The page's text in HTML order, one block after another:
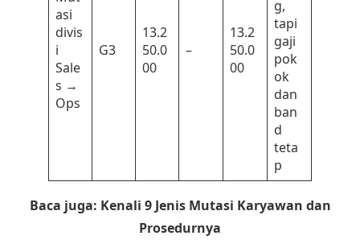
asi
divis
i
Sale
s →
Ops
G3
13.2
50.0
00
–
13.2
50.0
00
g,
tapi
gaji
pok
ok
dan
ban
d
teta
p
Baca juga: Kenali 9 Jenis Mutasi Karyawan dan
Prosedurnya